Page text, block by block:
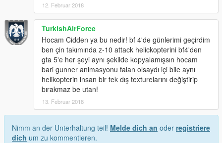
12. Februar 2018
TurkishAirForce
Hocam Cidden ya bu nedir! bf 4'de günlerimi geçirdim
ben çin takımında z-10 attack helickopterini bf4'den
gta 5'e her şeyi aynı şekilde kopyalamışsın hocam
bari gunner animasyonu falan olsaydı içi bile aynı
helikopterin insan bir tek dış texturelarını değiştirip
bırakmaz be utan!
13. Februar 2018
Nimm an der Unterhaltung teil! Melde dich an oder registriere
dich um zu kommentieren.